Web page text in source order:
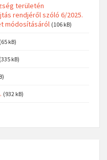
területén
rendjéről szóló 6/2025.
módosításáról (106 kB)
(65 kB)
(335 kB)
(932 kB)